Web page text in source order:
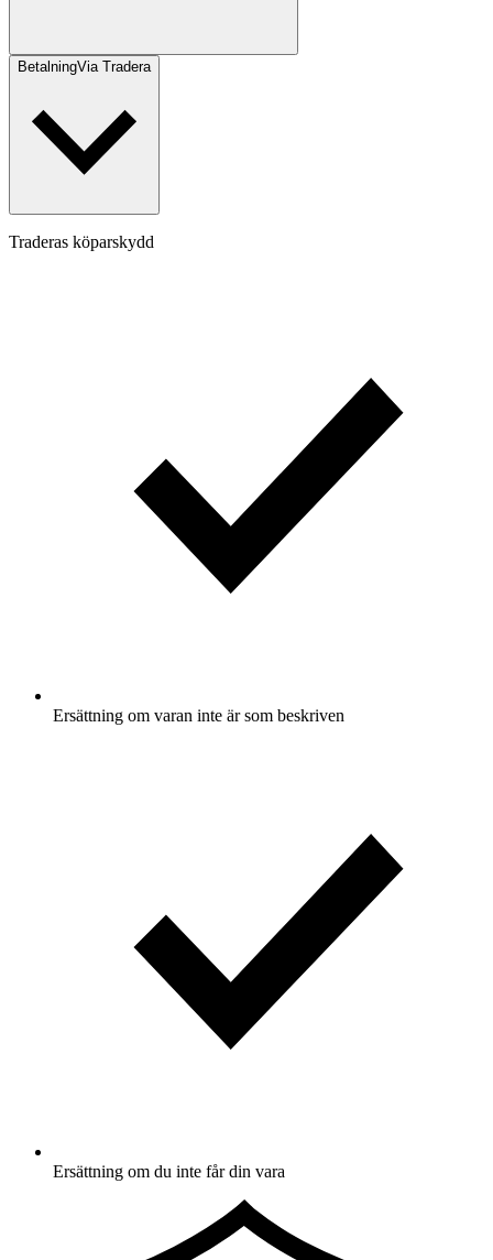
BetalningVia Tradera
Traderas köparskydd
Ersättning om varan inte är som beskriven
Ersättning om du inte får din vara